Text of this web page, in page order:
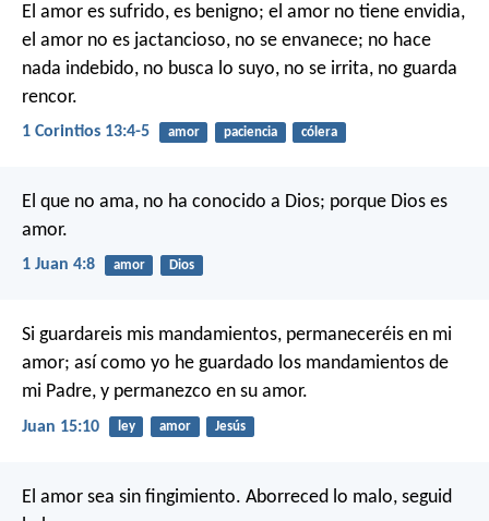
El amor es sufrido, es benigno; el amor no tiene envidia,
el amor no es jactancioso, no se envanece; no hace
nada indebido, no busca lo suyo, no se irrita, no guarda
rencor.
1 Corintios 13:4-5 amor paciencia cólera
El que no ama, no ha conocido a Dios; porque Dios es
amor.
1 Juan 4:8 amor Dios
Si guardareis mis mandamientos, permaneceréis en mi
amor; así como yo he guardado los mandamientos de
mi Padre, y permanezco en su amor.
Juan 15:10 ley amor Jesús
El amor sea sin fingimiento. Aborreced lo malo, seguid